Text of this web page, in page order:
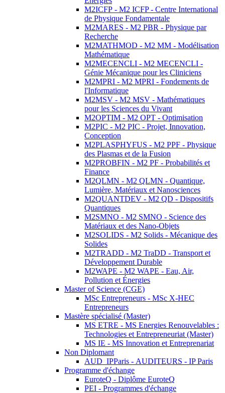
M2ICFP - M2 ICFP - Centre International
de Physique Fondamentale
M2MARES - M2 PBR - Physique par
Recherche
M2MATHMOD - M2 MM - Modélisation
Mathématique
M2MECENCLI - M2 MECENCLI -
Génie Mécanique pour les Cliniciens
M2MPRI - M2 MPRI - Fondements de
l'Informatique
M2MSV - M2 MSV - Mathématiques
pour les Sciences du Vivant
M2OPTIM - M2 OPT - Optimisation
M2PIC - M2 PIC - Projet, Innovation,
Conception
M2PLASPHYFUS - M2 PPF - Physique
des Plasmas et de la Fusion
M2PROBFIN - M2 PF - Probabilités et
Finance
M2QLMN - M2 QLMN - Quantique,
Lumière, Matériaux et Nanosciences
M2QUANTDEV - M2 QD - Dispositifs
Quantiques
M2SMNO - M2 SMNO - Science des
Matériaux et des Nano-Objets
M2SOLIDS - M2 Solids - Mécanique des
Solides
M2TRADD - M2 TraDD - Transport et
Développement Durable
M2WAPE - M2 WAPE - Eau, Air,
Pollution et Énergies
Master of Science (CGE)
MSc Entrepreneurs - MSc X-HEC
Entrepreneurs
Mastère spécialisé (Master)
MS ETRE - MS Energies Renouvelables :
Technologies et Entrepreneuriat (Master)
MS IE - MS Innovation et Entreprenariat
Non Diplomant
AUD_IPParis - AUDITEURS - IP Paris
Programme d'échange
EuroteQ - Diplôme EuroteQ
PEI - Programmes d'échange